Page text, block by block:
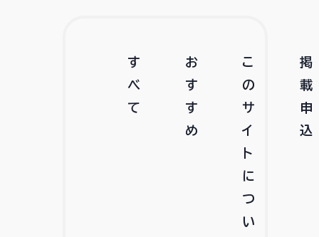
す
べ
て
お
す
す
め
こ
の
サ
イ
ト
に
つ
い
掲
載
申
込